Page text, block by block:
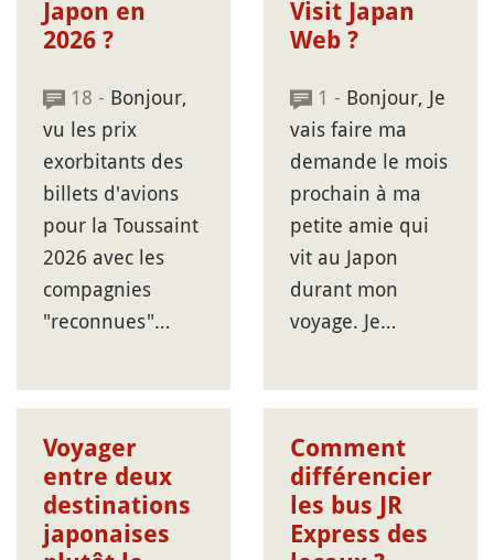
Japon en
2026 ?
18 - Bonjour,
vu les prix
exorbitants des
billets d'avions
pour la Toussaint
2026 avec les
compagnies
"reconnues"…
Visit Japan
Web ?
1 - Bonjour, Je
vais faire ma
demande le mois
prochain à ma
petite amie qui
vit au Japon
durant mon
voyage. Je…
Voyager
entre deux
destinations
japonaises
Comment
différencier
les bus JR
Express des